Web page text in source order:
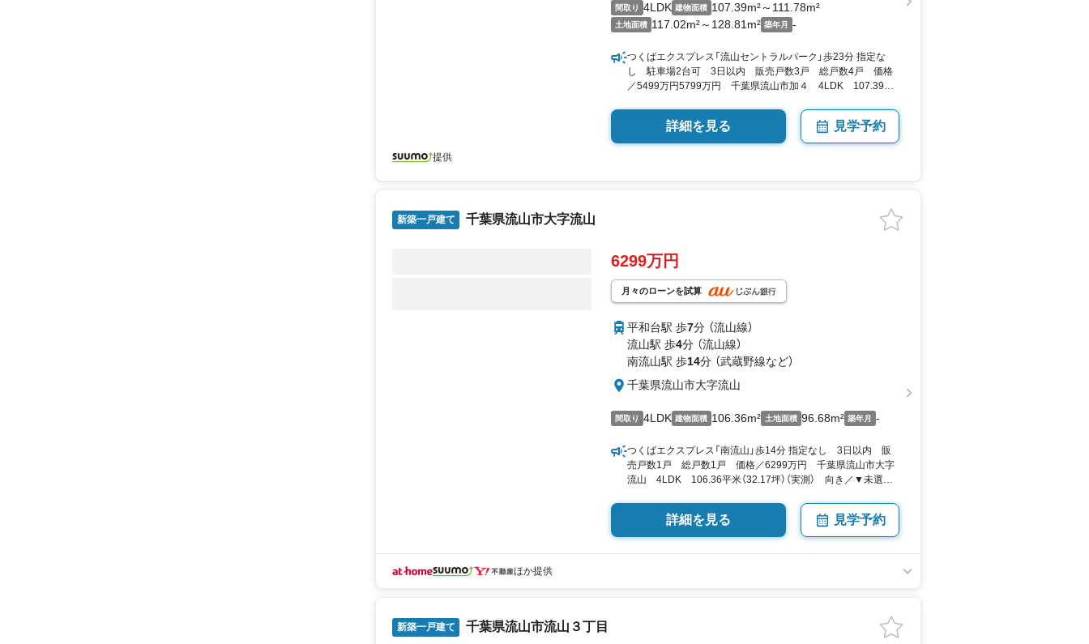
間取り 4LDK 建物面積 107.39m²～111.78m²
土地面積 117.02m²～128.81m² 築年月 -
つくばエクスプレス「流山セントラルパーク」歩23分 指定な
し 駐車場2台可 3日以内 販売戸数3戸 総戸数4戸 価格
／5499万円5799万円 千葉県流山市加４ 4LDK 107.39平
詳細を見る 見学予約
提供
新築一戸建て 千葉県流山市大字流山
6299万円
月々のローンを試算
平和台駅 歩7分 （流山線）
流山駅 歩4分 （流山線）
南流山駅 歩14分 （武蔵野線など）
千葉県流山市大字流山
間取り 4LDK 建物面積 106.36m² 土地面積 96.68m² 築年月 -
つくばエクスプレス「南流山」歩14分 指定なし 3日以内 販
売戸数1戸 総戸数1戸 価格／6299万円 千葉県流山市大字
流山 4LDK 106.36平米（32.17坪）（実測） 向き／▼未選択
詳細を見る 見学予約
ほか提供
新築一戸建て 千葉県流山市流山３丁目